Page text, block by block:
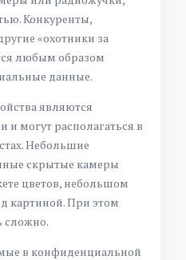
Конкуренты,
«охотники за
любым образом
данные.
являются
могут располагаться в
Небольшие
скрытые камеры
цветов, небольшом
картиной. При этом
сложно.
в конфиденциальной